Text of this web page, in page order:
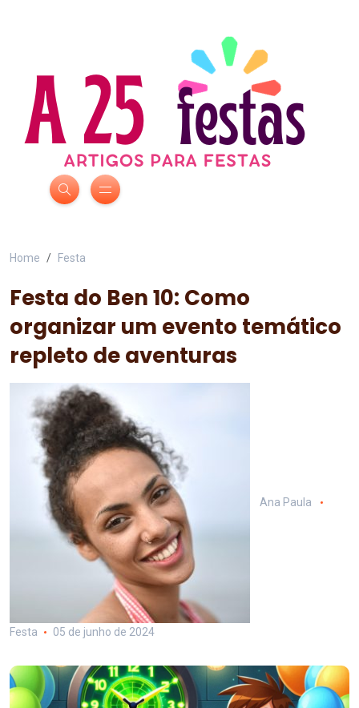
Home Festa
Festa do Ben 10: Como
organizar um evento temático
repleto de aventuras
Ana Paula
Festa 05 de junho de 2024